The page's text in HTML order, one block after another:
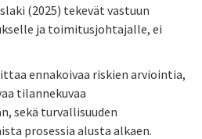
(2025) tekevät vastuun
ja toimitusjohtajalle, ei
ennakoivaa riskien arviointia,
tilannekuvaa
sekä turvallisuuden
prosessia alusta alkaen.